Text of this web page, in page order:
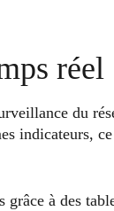
réel
du
indicateurs,
à des